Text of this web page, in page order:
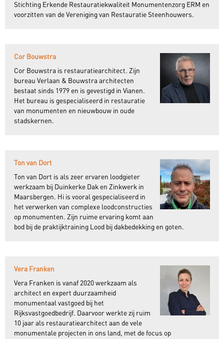
Stichting Erkende Restauratiekwaliteit Monumentenzorg ERM en
voorzitten van de Vereniging van Restauratie Steenhouwers.
Cor Bouwstra
Cor Bouwstra is restauratiearchitect. Zijn
bureau Verlaan & Bouwstra architecten
bestaat sinds 1979 en is gevestigd in Vianen.
Het bureau is gespecialiseerd in restauratie
van monumenten en nieuwbouw in oude
stadskernen.
Ton van Dort
Ton van Dort is als zeer ervaren loodgieter
werkzaam bij Duinkerke Dak en Zinkwerk in
Maarsbergen. Hi is vooral gespecialiseerd in
het verwerken van complexe loodconstructies
op monumenten. Zijn ruime ervaring komt aan
bod bij de praktijktraining Lood bij dakbedekking en goten.
Vera Franken
Vera Franken is vanaf 2020 werkzaam als
architect en expert duurzaamheid
monumentaal vastgoed bij het
Rijksvastgoedbedrijf. Daarvoor werkte zij ruim
10 jaar als restauratiearchitect aan de vele
monumentale projecten in ons land, met de focus op